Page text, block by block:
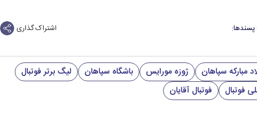
پسندها: اشتراک گذاری
مبارکه سپاهان ژوزه مورایس باشگاه سپاهان
لیگ برتر فوتبال
فوتبال فوتبال آقایان